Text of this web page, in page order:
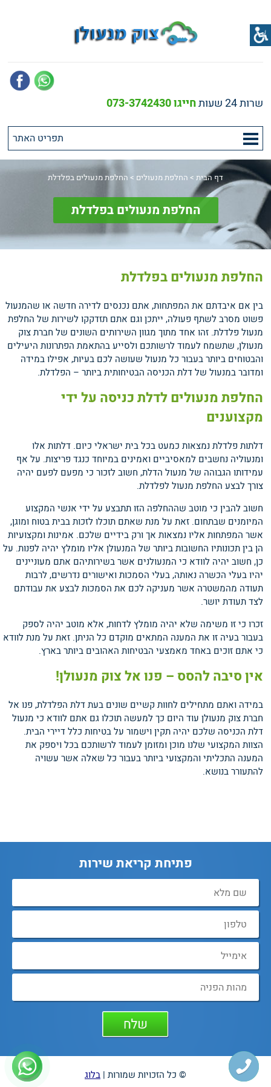
שרות 24 שעות חייגו 073-3742430
דף הבית > החלפת מנעולים > החלפת מנעולים בפלדלת
החלפת מנעולים בפלדלת
החלפת מנעולים בפלדלת
בין אם איבדתם את המפתחות, אתם נכנסים לדירה חדשה או שהמנעול
פשוט מסרב לשתף פעולה, ייתכן וגם אתם תזדקקו לשירות של החלפת
מנעול פלדלת. זהו אחד מתוך מגוון השירותים השונים של חברת צוק
מנעולן, שתשמח לעמוד לרשותכם ולסייע בהתאמת הפתרונות היעילים
והבטוחים ביותר בעבור כל מנעול שעושה לכם בעיות, אפילו במידה
ומדובר במנעול של דלת הכניסה הבטיחותית ביותר – הפלדלת.
החלפת מנעולים לדלת כניסה על ידי
מקצוענים
דלתות פלדלת נמצאות כמעט בכל בית ישראלי כיום. דלתות אלו
ומנעוליה נחשבים למאסיביים ואמינים במיוחד כנגד פריצות. על אף
עמידותו הגבוהה של מנעול הדלת, חשוב לזכור כי מפעם לפעם יהיה
צורך לבצע החלפת מנעול לפלדלת.
חשוב להבין כי מוטב שההחלפה הזו תתבצע על ידי אנשי המקצוע
המיומנים שבתחום. זאת על מנת שאתם תוכלו לזכות בבית בטוח ומוגן,
אשר המפתחות אליו נמצאות אך ורק בידיים שלכם. אמינות ומקצועיות
הן בין תכונותיו החשובות ביותר של המנעולן אליו מומלץ יהיה לפנות. על
כן, חשוב יהיה לוודא כי המנעולנים אשר בשירותיהם אתם מעוניינים
יהיו בעלי הכשרה נאותה, בעלי הסמכות ואישורים נדרשים, לרבות
תעודה מהמשטרה אשר מעניקה לכם את הסמכות לבצע את עבודתם
לצד תעודת יושר.
זכרו כי זו משימה שלא יהיה מומלץ לדחות, אלא מוטב יהיה לספק
בעבור בעיה זו את המענה המתאים מוקדם כל הניתן. זאת על מנת לוודא
כי אתם זוכים באחד מאמצעי הבטיחות האהובים ביותר בארץ.
אין סיבה להסס – פנו אל צוק מנעולן!
במידה ואתם מתחילים לחוות קשיים שונים בעת דלת הפלדלת, פנו אל
חברת צוק מנעולן עוד היום כך למעשה תוכלו גם אתם לוודא כי מנעול
דלת הכניסה שלכם יהיה תקין וישמור על בטיחות כלל דיירי הבית.
הצוות המקצועי שלנו מוכן ומזומן לעמוד לרשותכם בכל ויספק את
המענה התכליתי והמקצועי ביותר בעבור כל שאלה אשר עשויה
להתעורר בנושא.
פתיחת קריאת שירות
© כל הזכויות שמורות | בלוג